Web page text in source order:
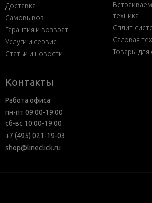
Доставка
Самовывоз
Гарантия и возврат
Услуги и сервис
Статьи и новости
техника
Сплит-
Садовая
Товары для
Контакты
Работа офиса:
пн-пт 09:00-19:00
сб-вс 10:00-19:00
+7 (495) 021-19-03
shop@lineclick.ru